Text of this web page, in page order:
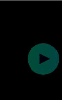
Play